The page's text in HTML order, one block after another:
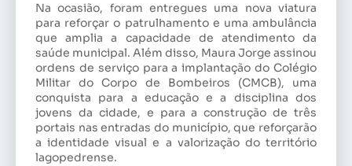
Na ocasião, foram entregues uma nova viatura
para reforçar o patrulhamento e uma ambulância
que amplia a capacidade de atendimento da
saúde municipal. Além disso, Maura Jorge assinou
ordens de serviço para a implantação do Colégio
Militar do Corpo de Bombeiros (CMCB), uma
conquista para a educação e a disciplina dos
jovens da cidade, e para a construção de três
portais nas entradas do município, que reforçarão
a identidade visual e a valorização do território
lagopedrense.